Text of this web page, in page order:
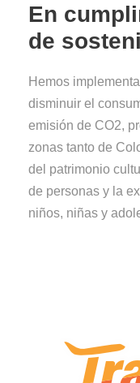
En
de
Hemos
disminuir el
emisión de CO2,
zonas tanto de
del patrimonio
de personas y la
niños, niñas y